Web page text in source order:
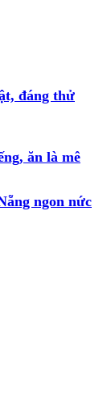
đáng thử
ăn là mê
ngon nức